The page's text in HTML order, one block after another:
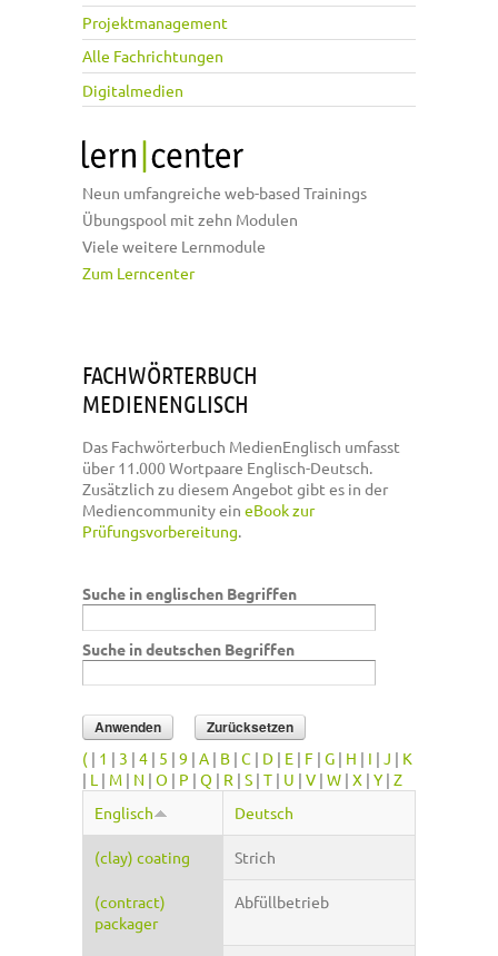
Projektmanagement
Alle Fachrichtungen
Digitalmedien
Neun umfangreiche web-based Trainings
Übungspool mit zehn Modulen
Viele weitere Lernmodule
Zum Lerncenter
FACHWÖRTERBUCH
MEDIENENGLISCH
Das Fachwörterbuch MedienEnglisch umfasst
über 11.000 Wortpaare Englisch-Deutsch.
Zusätzlich zu diesem Angebot gibt es in der
Mediencommunity ein eBook zur
Prüfungsvorbereitung.
Suche in englischen Begriffen
Suche in deutschen Begriffen
( | 1 | 3 | 4 | 5 | 9 | A | B | C | D | E | F | G | H | I | J | K
| L | M | N | O | P | Q | R | S | T | U | V | W | X | Y | Z
Englisch
Deutsch
(clay) coating Strich
(contract)
packager
Abfüllbetrieb